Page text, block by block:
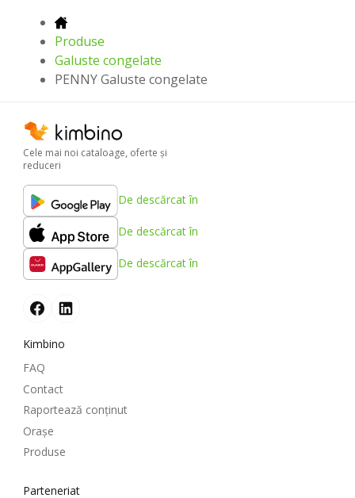
Produse
Galuste congelate
PENNY Galuste congelate
Cele mai noi cataloage, oferte şi
reduceri
De descărcat în
De descărcat în
De descărcat în
Kimbino
FAQ
Contact
Raportează conținut
Oraşe
Produse
Parteneriat